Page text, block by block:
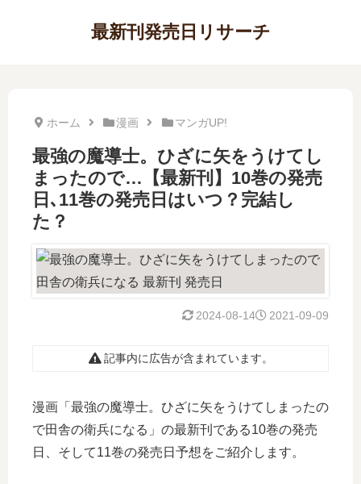
最新刊発売日リサーチ
ホーム 漫画 マンガUP!
最強の魔導士。ひざに矢をうけてし
まったので…【最新刊】10巻の発売
日､11巻の発売日はいつ？完結し
た？
2021-09-09
2024-08-14
記事内に広告が含まれています。
漫画「最強の魔導士。ひざに矢をうけてしまったの
で田舎の衛兵になる」の最新刊である10巻の発売
日、そして11巻の発売日予想をご紹介します。